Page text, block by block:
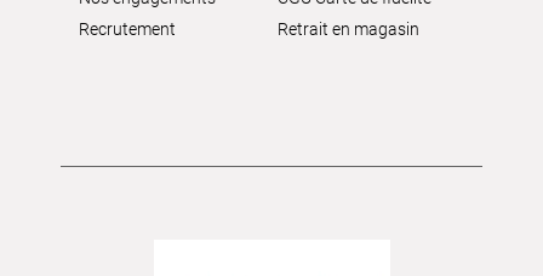
Recrutement
Retrait en magasin